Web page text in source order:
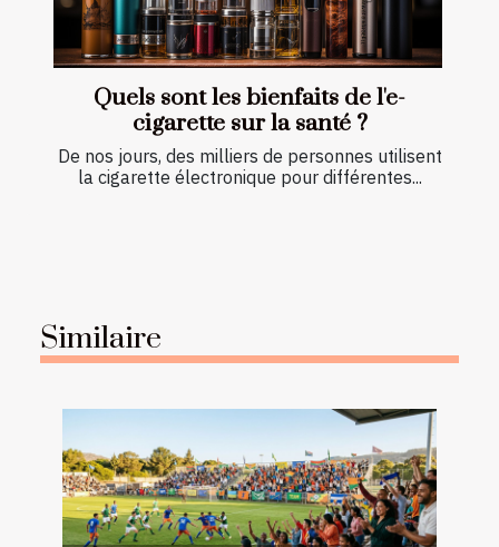
Quels sont les bienfaits de l'e-
cigarette sur la santé ?
De nos jours, des milliers de personnes utilisent
la cigarette électronique pour différentes...
Similaire